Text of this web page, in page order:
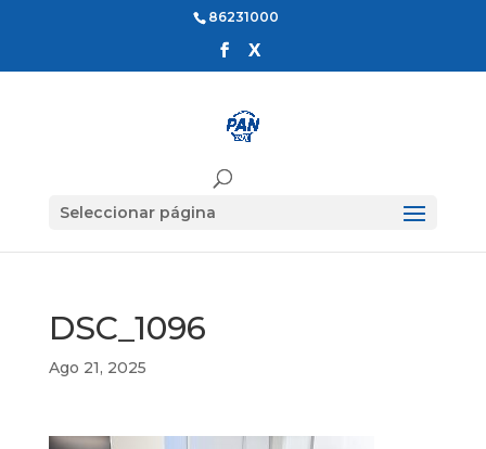
86231000
Seleccionar página
DSC_1096
Ago 21, 2025